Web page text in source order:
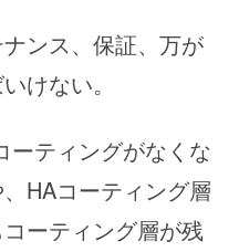
ンス、保証、万が
けない。
ーティングがなくな
HAコーティング層
ーティング層が残